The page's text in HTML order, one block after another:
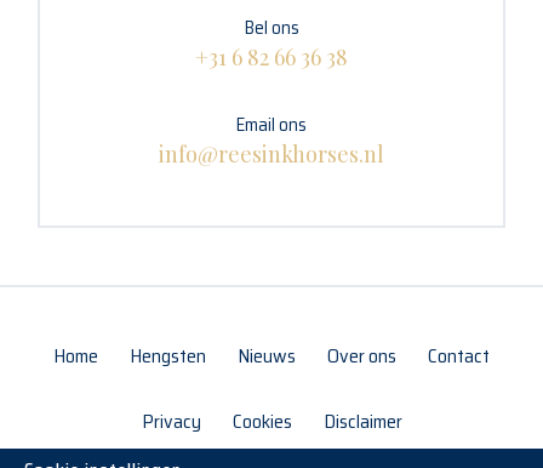
Bel ons
+31 6 82 66 36 38
Email ons
info@reesinkhorses.nl
Home Hengsten Nieuws Over ons Contact
Privacy Cookies Disclaimer